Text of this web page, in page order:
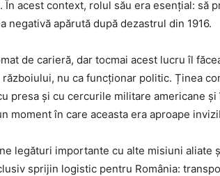
acest context, rolul său era esențial: să
negativă apărută după dezastrul din 1916.
de carieră, dar tocmai acest lucru îl
nu ca funcționar politic. Ținea
presa și cu cercurile militare americane
moment în care aceasta era aproape
legături importante cu alte misiuni aliate
sprijin logistic pentru România: